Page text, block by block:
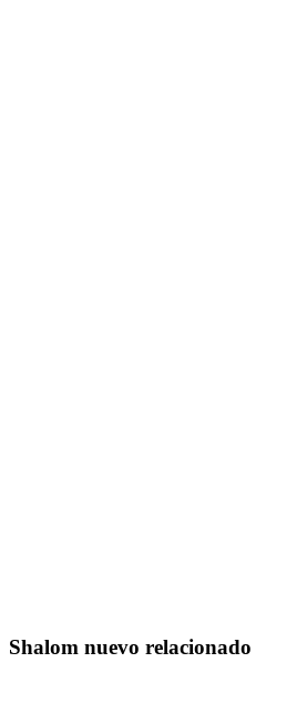
Shalom nuevo relacionado